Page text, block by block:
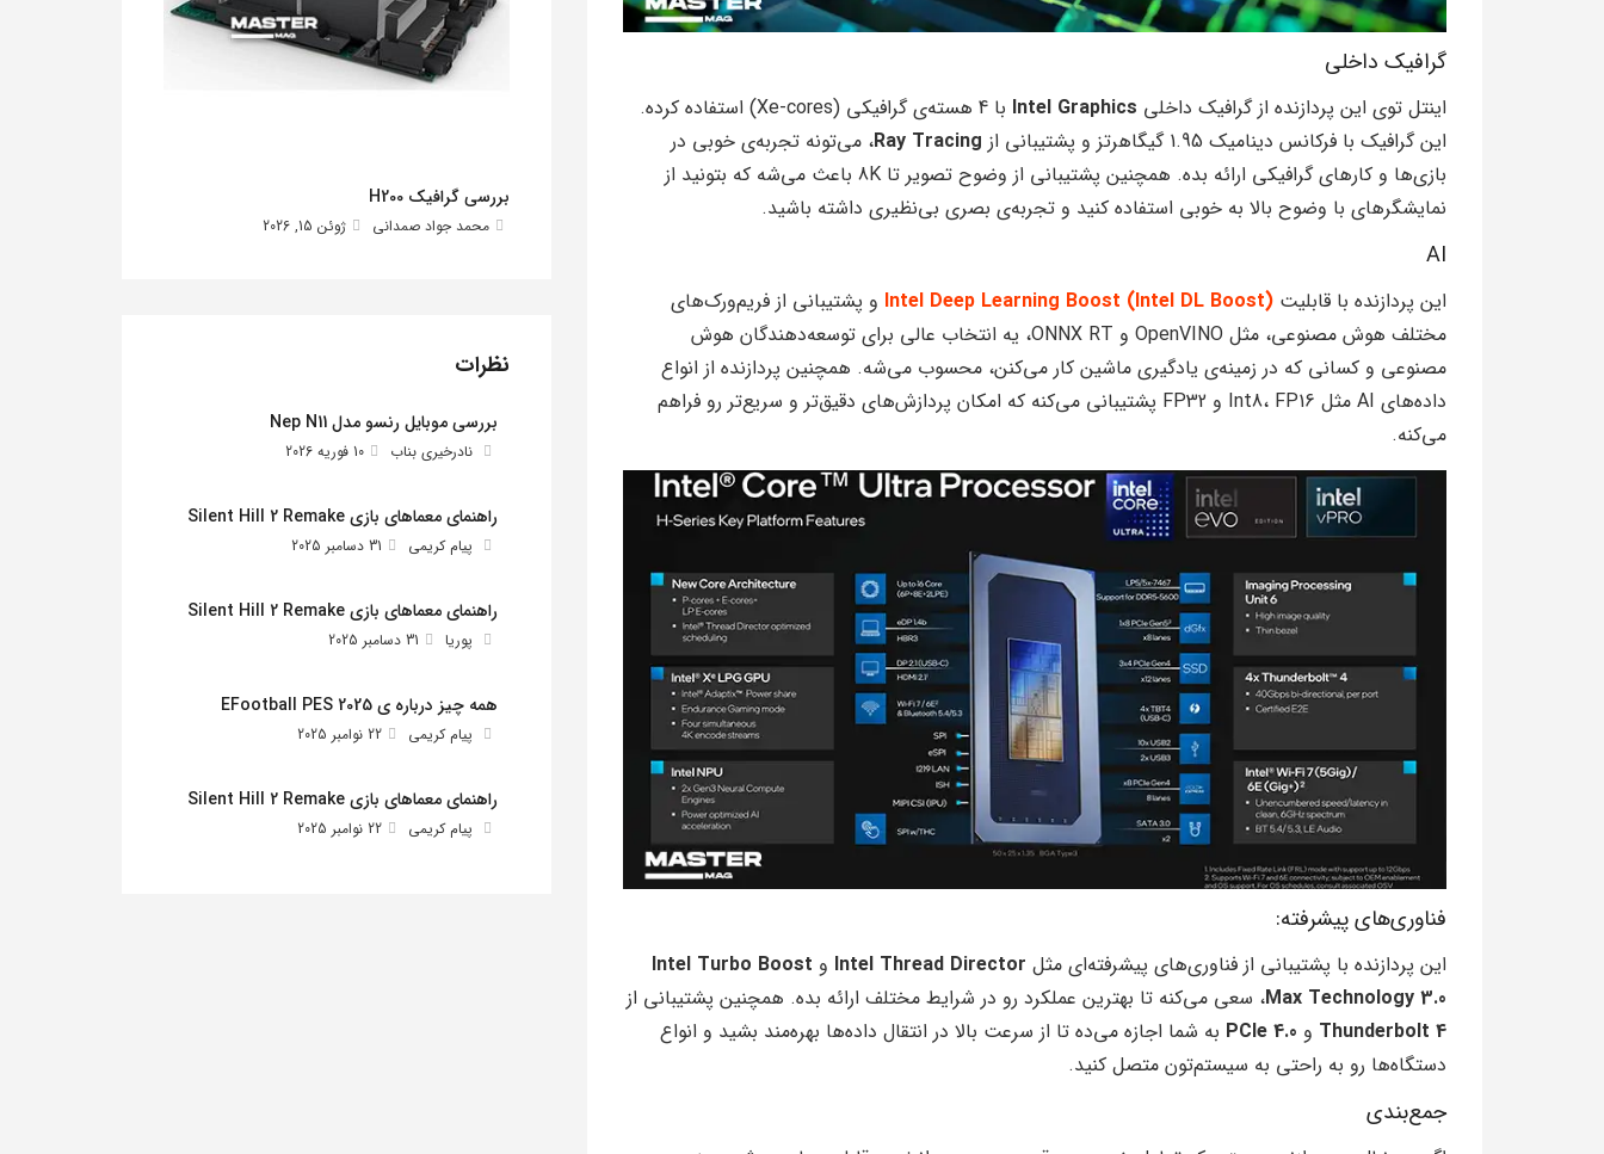
گرافیک داخلی
اینتل توی این پردازنده از گرافیک داخلی Intel Graphics
با 4 هسته‌ی گرافیکی (Xe-cores) استفاده کرده.
این گرافیک با فرکانس دینامیک 1.95 گیگاهرتز و پشتیبانی از
Ray Tracing، می‌تونه تجربه‌ی خوبی در
بازی‌ها و کارهای گرافیکی ارائه بده. همچنین پشتیبانی از وضوح تصویر تا 8K باعث می‌شه که بتونید از
نمایشگرهای با وضوح بالا به خوبی استفاده کنید و تجربه‌ی بصری بی‌نظیری داشته باشید.
AI
این پردازنده با قابلیت Intel Deep Learning Boost (Intel DL Boost) و پشتیبانی از فریم‌ورک‌های
مختلف هوش مصنوعی، مثل OpenVINO و ONNX RT، یه انتخاب عالی برای توسعه‌دهندگان هوش
مصنوعی و کسانی که در زمینه‌ی یادگیری ماشین کار می‌کنن، محسوب می‌شه. همچنین پردازنده از انواع
داده‌های AI مثل Int8، FP16 و FP32 پشتیبانی می‌کنه که امکان پردازش‌های دقیق‌تر و سریع‌تر رو فراهم
می‌کنه.
فناوری‌های پیشرفته:
این پردازنده با پشتیبانی از فناوری‌های پیشرفته‌ای مثل Intel Thread Director و Intel Turbo Boost
Max Technology 3.0، سعی می‌کنه تا بهترین عملکرد رو در شرایط مختلف ارائه بده. همچنین پشتیبانی از
Thunderbolt 4 و PCIe 4.0 به شما اجازه می‌ده تا از سرعت بالا در انتقال داده‌ها بهره‌مند بشید و انواع
دستگاه‌ها رو به راحتی به سیستم‌تون متصل کنید.
جمع‌بندی
بررسی گرافیک H200
محمد جواد صمدانی ژوئن 15, 2026
نظرات
بررسی موبایل رنسو مدل Nep N11
نادرخیری بناب 10 فوریه 2026
راهنمای معماهای بازی Silent Hill 2 Remake
پیام کریمی 31 دسامبر 2025
راهنمای معماهای بازی Silent Hill 2 Remake
پوریا 31 دسامبر 2025
همه چیز درباره ی EFootball PES 2025
پیام کریمی 22 نوامبر 2025
راهنمای معماهای بازی Silent Hill 2 Remake
پیام کریمی 22 نوامبر 2025